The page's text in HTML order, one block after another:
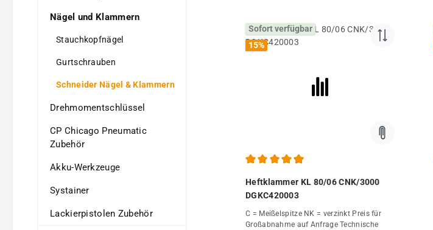
Nägel und Klammern
Stauchkopfnägel
Gurtschrauben
Schneider Nägel & Klammern
Drehmomentschlüssel
CP Chicago Pneumatic
Zubehör
Akku-Werkzeuge
Systainer
Lackierpistolen Zubehör
Sofort verfügbar
15%
Heftklammer KL 80/06 CNK/3000
DGKC420003
C = Meißelspitze NK = verzinkt Preis für
Großabnahme auf Anfrage Technische